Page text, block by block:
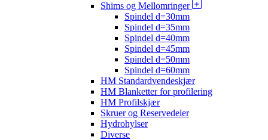
Shims og Mellomringer
Spindel d=30mm
Spindel d=35mm
Spindel d=40mm
Spindel d=45mm
Spindel d=50mm
Spindel d=60mm
HM Standardvendeskjær
HM Blanketter for profilering
HM Profilskjær
Skruer og Reservedeler
Hydrohylser
Diverse